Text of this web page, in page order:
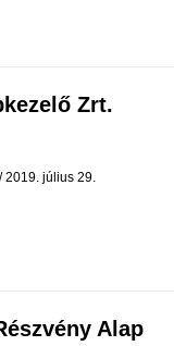
Zrt.
2019. július 29.
Alap